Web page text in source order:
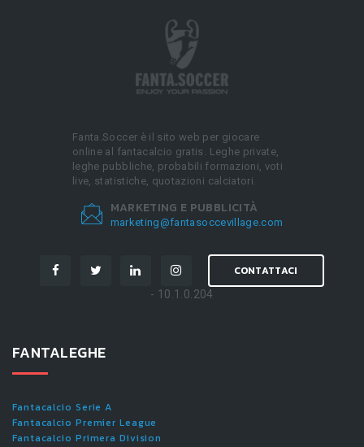
Fanta.Soccer è il sito web per giocare
online al fantacalcio gratis. Leghe private,
leghe pubbliche, probabili formazioni, voti
live, statistiche, quotazioni calciatori.
MARKETING E PUBBLICITÀ
marketing@fantasoccevillage.com
CONTATTACI
- 10.1.0.204
FANTALEGHE
Fantacalcio Serie A
Fantacalcio Premier League
Fantacalcio Primera Division